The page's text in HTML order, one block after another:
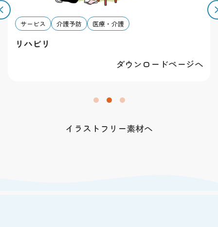
サービス 介護予防 医療・介護
リハビリ
ダウンロードページへ
イラストフリー素材へ